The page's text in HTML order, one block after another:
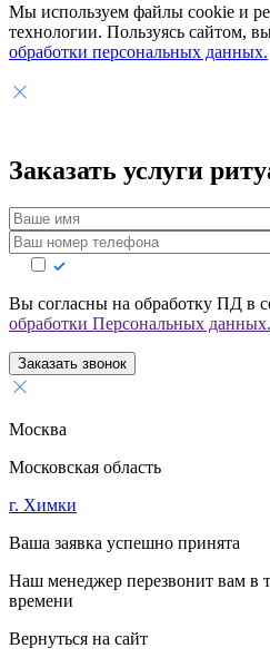
Мы используем файлы cookie и
технологии. Пользуясь сайтом,
обработки персональных данных.
Заказать услуги
Вы согласны на обработку ПД в
обработки Персональных данных.
Заказать звонок
Москва
Московская область
г. Химки
Ваша заявка успешно принята
Наш менеджер перезвонит вам в
времени
Вернуться на сайт